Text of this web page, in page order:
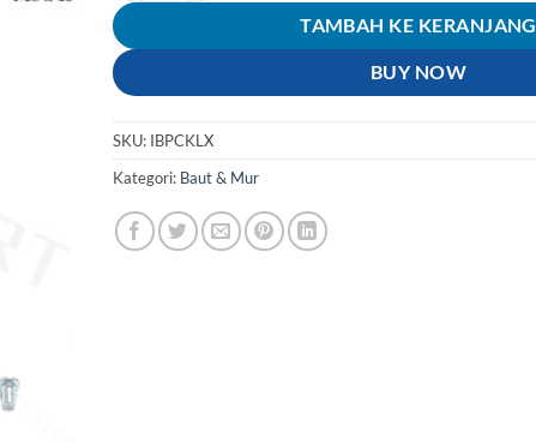
TAMBAH KE KERANJANG
BUY NOW
SKU: IBPCKLX
Kategori: Baut & Mur